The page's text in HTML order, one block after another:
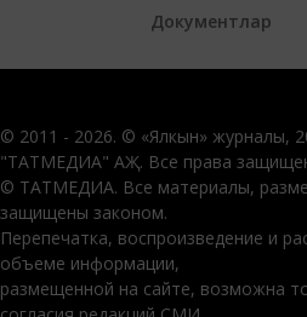
Документлар
© 2011 - 2026. © «Ялкын» журналы,
"ТАТМЕДИА" АҖ. Все права
© ТАТМЕДИА. Все материалы,
защищены законом.
Перепечатка, воспроизведение и
объеме информации,
размещенной на сайте, возможна